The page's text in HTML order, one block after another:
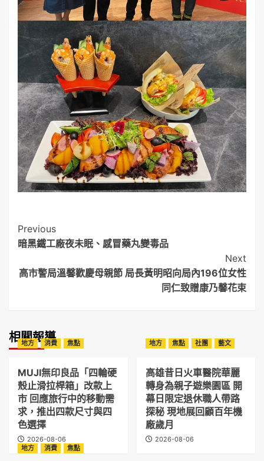
Post
Navigation
Previous
暗黑鐵工廠夜未眠、感冒藥丸變毒品
Next
高市警局溫馨歡慶母親節 局長黃明昭向局內196位女性
同仁致贈康乃馨花束
相關報導
地方 消費 焦點
MUJI無印良品「四輪硬
殼止滑拉桿箱」改款上
市 回應旅行中的移動需
求，推出四款尺寸與四
色選擇
2026-08-06
地方 焦點 社團 藝文
高雄昔日火車醫院華麗
轉身為親子遊樂園區 開
幕日限定退休職人帶路
探秘 現地展回顧百年機
廠歲月
2026-08-06
地方
消費 焦點